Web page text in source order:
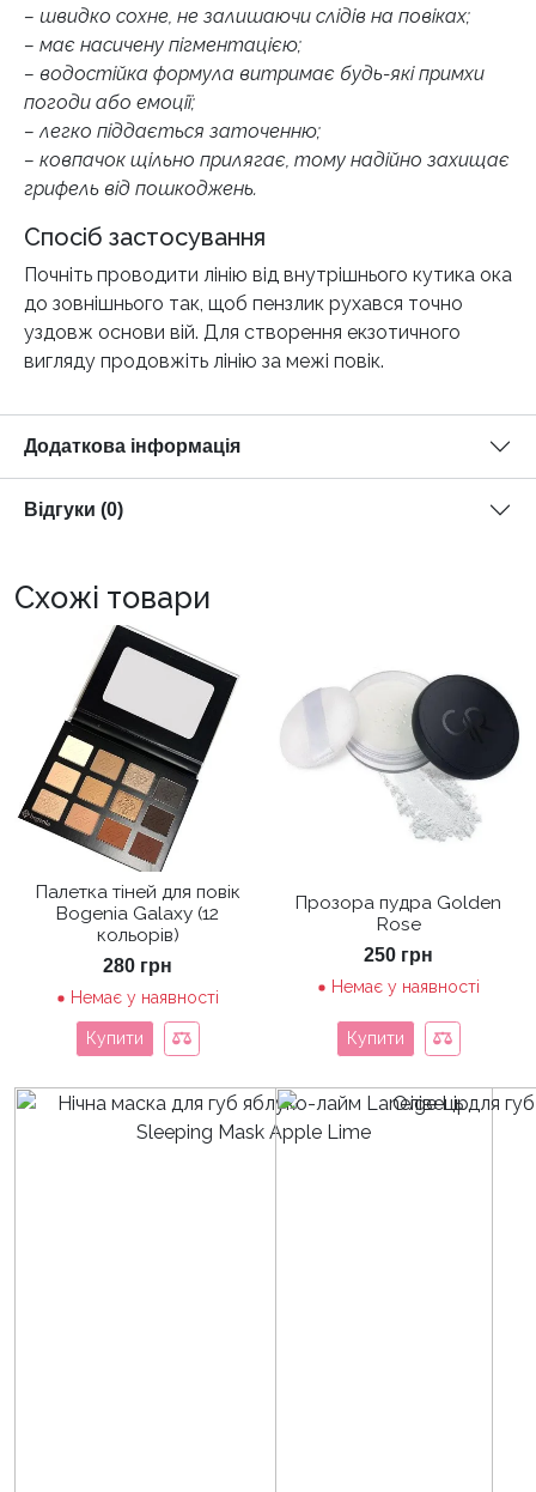
– швидко сохне, не залишаючи слідів на повіках;
– має насичену пігментацією;
– водостійка формула витримає будь-які примхи
погоди або емоції;
– легко піддається заточенню;
– ковпачок щільно прилягає, тому надійно захищає
грифель від пошкоджень.
Спосіб застосування
Почніть проводити лінію від внутрішнього кутика ока
до зовнішнього так, щоб пензлик рухався точно
уздовж основи вій. Для створення екзотичного
вигляду продовжіть лінію за межі повік.
Додаткова інформація
Відгуки (0)
Схожі товари
Палетка тіней для повік
Bogenia Galaxy (12
кольорів)
280 грн
Немає у наявності
Купити
Прозора пудра Golden
Rose
250 грн
Немає у наявності
Купити